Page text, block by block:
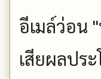
อีเมล์ว่อน
เสียผลปร